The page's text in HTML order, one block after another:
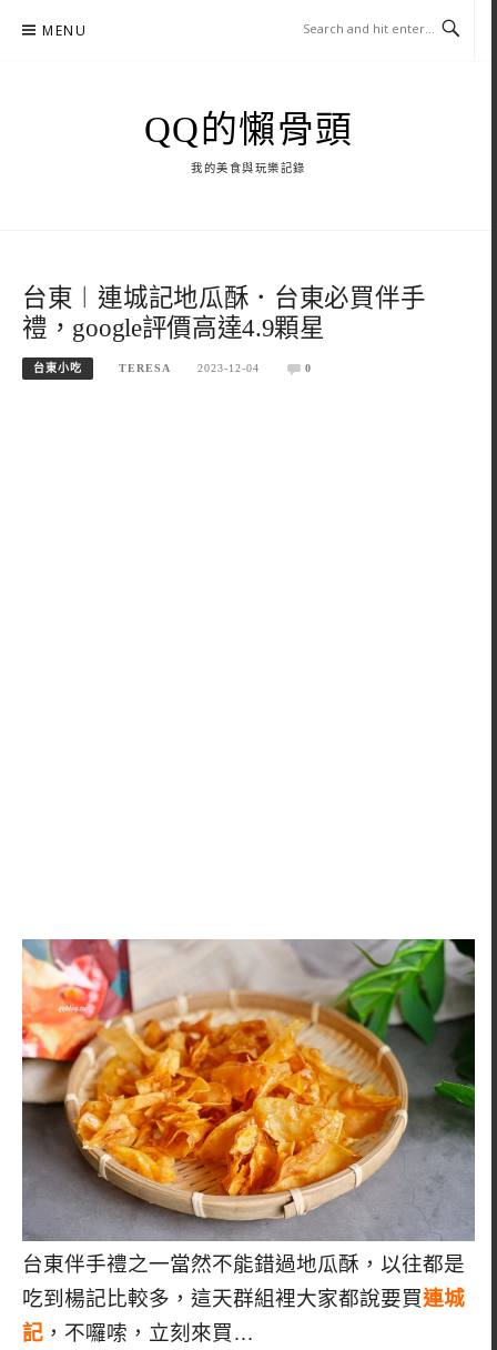
MENU
QQ的懶骨頭
我的美食與玩樂記錄
台東︱連城記地瓜酥．台東必買伴手
禮，google評價高達4.9顆星
台東小吃 TERESA 2023-12-04 0
台東伴手禮之一當然不能錯過地瓜酥，以往都是
吃到楊記比較多，這天群組裡大家都說要買連城
記 ，不囉嗦，立刻來買…